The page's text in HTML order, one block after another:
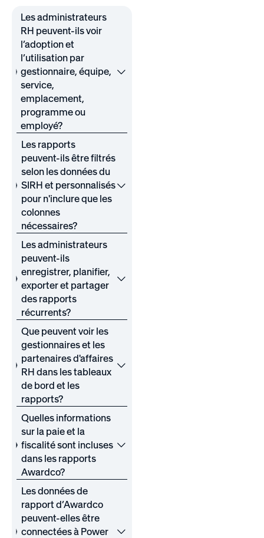
Les administrateurs
RH peuvent-ils voir
l’adoption et
l’utilisation par
gestionnaire, équipe,
service,
emplacement,
programme ou
employé?
Les rapports
peuvent-ils être filtrés
selon les données du
SIRH et personnalisés
pour n'inclure que les
colonnes
nécessaires?
Les administrateurs
peuvent-ils
enregistrer, planifier,
exporter et partager
des rapports
récurrents?
Que peuvent voir les
gestionnaires et les
partenaires d'affaires
RH dans les tableaux
de bord et les
rapports?
Quelles informations
sur la paie et la
fiscalité sont incluses
dans les rapports
Awardco?
Les données de
rapport d’Awardco
peuvent-elles être
connectées à Power